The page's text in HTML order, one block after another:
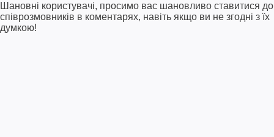
Шановні користувачі, просимо вас шановливо ставитися до
співрозмовників в коментарях, навіть якщо ви не згодні з їх
думкою!